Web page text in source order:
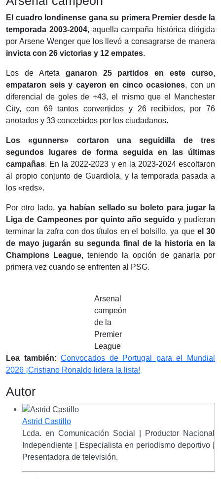
El cuadro londinense gana su primera Premier desde la
temporada 2003-2004, aquella campaña histórica dirigida
por Arsene Wenger que los llevó a consagrarse de manera
invicta con 26 victorias y 12 empates.
Los de Arteta ganaron 25 partidos en este curso,
empataron seis y cayeron en cinco ocasiones, con un
diferencial de goles de +43, el mismo que el Manchester
City, con 69 tantos convertidos y 26 recibidos, por 76
anotados y 33 concebidos por los ciudadanos.
Los «gunners» cortaron una seguidilla de tres
segundos lugares de forma seguida en las últimas
campañas. En la 2022-2023 y en la 2023-2024 escoltaron
al propio conjunto de Guardiola, y la temporada pasada a
los «reds».
Por otro lado, ya habían sellado su boleto para jugar la
Liga de Campeones por quinto año seguido y pudieran
terminar la zafra con dos títulos en el bolsillo, ya que el 30
de mayo jugarán su segunda final de la historia en la
Champions League, teniendo la opción de ganarla por
primera vez cuando se enfrenten al PSG.
Arsenal
campeón
de la
Premier
League
Lea también: Convocados de Portugal para el Mundial
2026 ¡Cristiano Ronaldo lidera la lista!
Autor
Astrid Castillo
Lcda. en Comunicación Social | Productor Nacional
Independiente | Especialista en periodismo deportivo |
Presentadora de televisión.